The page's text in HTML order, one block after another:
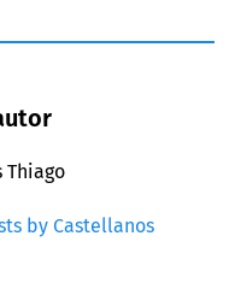
Thiago
by Castellanos